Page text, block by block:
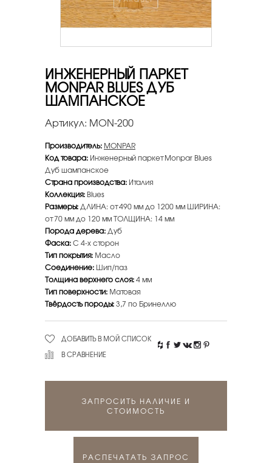
ИНЖЕНЕРНЫЙ ПАРКЕТ
MONPAR BLUES ДУБ
ШАМПАНСКОЕ
Артикул: MON-200
Производитель: MONPAR
Код товара: Инженерный паркет Monpar Blues
Дуб шампанское
Страна производства: Италия
Коллекция: Blues
Размеры:ДЛИНА: от 490 мм до 1200 мм ШИРИНА:
от 70 мм до 120 мм ТОЛЩИНА: 14 мм
Порода дерева:Дуб
Фаска:С 4-х сторон
Тип покрытия: Масло
Соединение: Шип/паз
Толщина верхнего слоя:4 мм
Тип поверхности: Матовая
Твёрдость породы:3,7 по Бринеллю
ДОБАВИТЬ В МОЙ СПИСОК
В СРАВНЕНИЕ
ЗАПРОСИТЬ НАЛИЧИЕ И
СТОИМОСТЬ
РАСПЕЧАТАТЬ ЗАПРОС